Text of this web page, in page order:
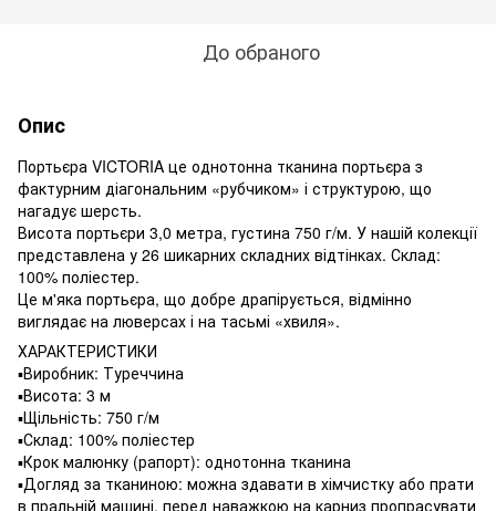
До обраного
Опис
Портьєра VICTORIA це однотонна тканина портьєра з
фактурним діагональним «рубчиком» і структурою, що
нагадує шерсть.
Висота портьєри 3,0 метра, густина 750 г/м. У нашій колекції
представлена у 26 шикарних складних відтінках. Склад:
100% поліестер.
Це м'яка портьєра, що добре драпірується, відмінно
виглядає на люверсах і на тасьмі «хвиля».
ХАРАКТЕРИСТИКИ
▪️Виробник: Туреччина
▪Висота: 3 м
▪️Щільність: 750 г/м
▪️Склад: 100% поліестер
▪️Крок малюнку (рапорт): однотонна тканина
▪️Догляд за тканиною: можна здавати в хімчистку або прати
в пральній машині, перед наважкою на карниз пропрасувати